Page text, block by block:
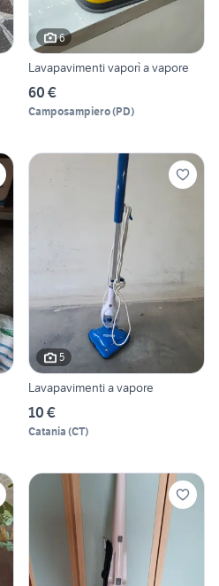
6
Lavapavimenti vaporì a vapore
60 €
Camposampiero(PD)
5
Lavapavimenti a vapore
10 €
Catania (CT)